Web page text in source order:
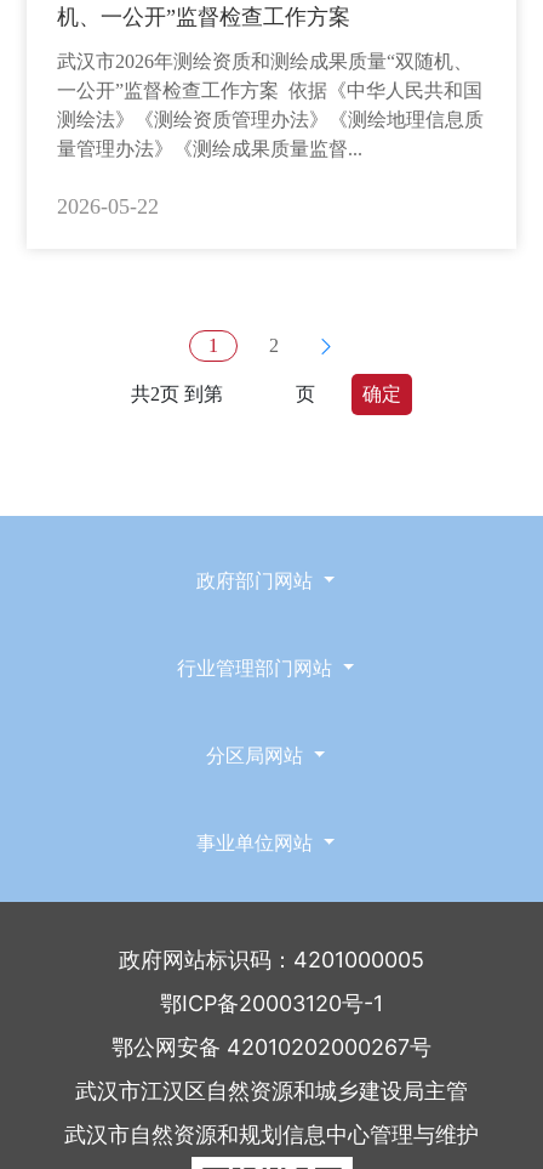
机、一公开”监督检查工作方案
武汉市2026年测绘资质和测绘成果质量“双随机、
一公开”监督检查工作方案 依据《中华人民共和国
测绘法》《测绘资质管理办法》《测绘地理信息质
量管理办法》《测绘成果质量监督...
2026-05-22
1 2
共2页 到第 页 确定
政府部门网站
行业管理部门网站
分区局网站
事业单位网站
政府网站标识码：4201000005
鄂ICP备20003120号-1
鄂公网安备 42010202000267号
武汉市江汉区自然资源和城乡建设局主管
武汉市自然资源和规划信息中心管理与维护